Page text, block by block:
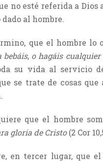
no esté referida a
al hombre.
que el hombre lo
, o hagáis cualquier
su vida al servicio
se trate de cosas
que el hombre
gloria de Cristo(2 Cor
en tercer lugar, que